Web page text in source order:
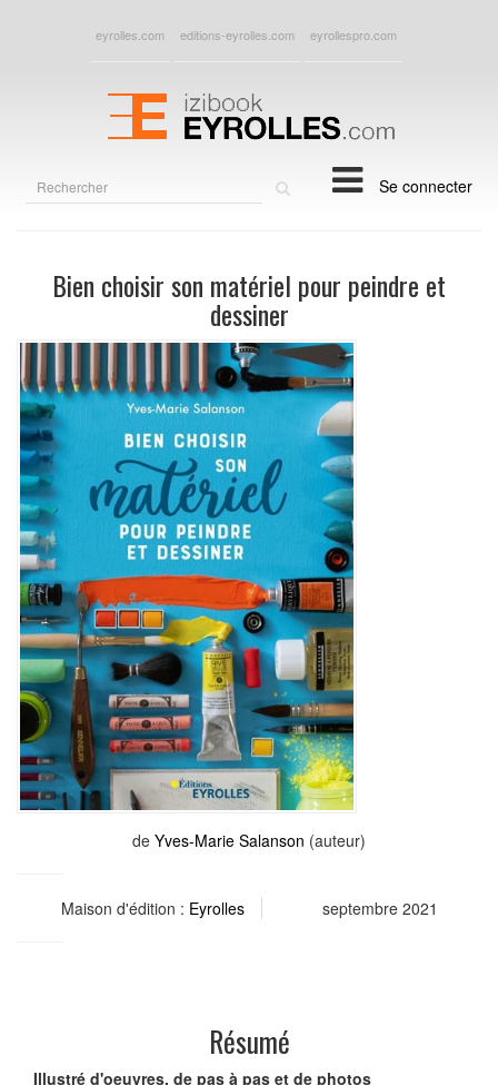
eyrolles.com editions-eyrolles.com eyrollespro.com
Se connecter
Bien choisir son matériel pour peindre et
dessiner
de Yves-Marie Salanson (auteur)
Maison d'édition : Eyrolles septembre 2021
Résumé
Illustré d'oeuvres, de pas à pas et de photos